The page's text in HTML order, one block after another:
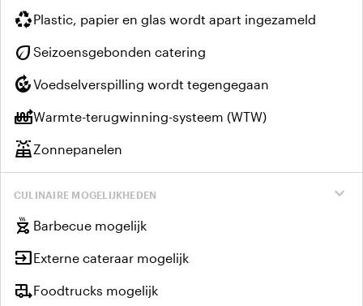
recyclingPlastic, papier en glas wordt apart ingezameld
eco Seizoensgebonden catering
compostVoedselverspilling wordt tegengegaan
heat_pump_balanceWarmte-terugwinning-systeem (WTW)
solar_powerZonnepanelen
expand_more
CULINAIRE MOGELIJKHEDEN
outdoor_grill Barbecue mogelijk
inputExterne cateraar mogelijk
rv_hookupFoodtrucks mogelijk